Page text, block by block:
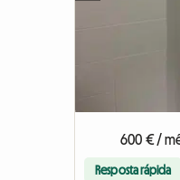
600 € /
Resposta rápida